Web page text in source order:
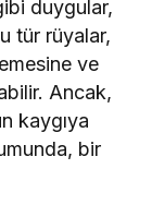
duygular,
tür rüyalar,
ve
Ancak,
kaygıya
bir